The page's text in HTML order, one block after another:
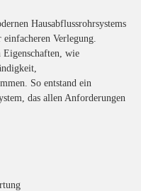
Hausabflussrohrsystems
Verlegung.
Eigenschaften, wie
So entstand ein
das allen Anforderungen